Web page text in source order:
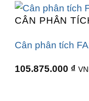
CÂN PHÂN
Cân phân tích
105.875.000 ₫